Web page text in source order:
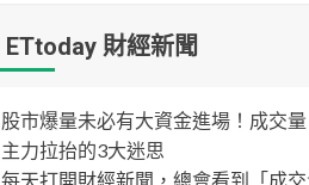
ETtoday 財經新聞
股市爆量未必有大資金進場！成交
主力拉抬的3大迷思
每天打開財經新聞，總會看到「成